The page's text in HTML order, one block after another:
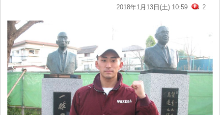
2018年1月13日(土) 10:59 2